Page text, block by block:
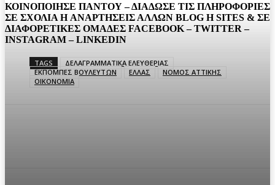
ΚΟΙΝΟΠΟΙΗΣΕ ΠΑΝΤΟΥ – ΔΙΑΔΩΣΕ ΤΙΣ ΠΛΗΡΟΦΟΡΙΕΣ
ΣΕ ΣΧΟΛΙΑ H ΑΝAΡΤΗΣΕΙΣ ΑΛΛΩΝ BLOG H SITES & ΣΕ
ΔΙΑΦΟΡΕTIKEΣ ΟΜΑΔΕΣ FACEBOOK – TWITTER –
INSTAGRAM – LINKEDIN
TAGS
ΔΕΛΑΓΡΑΜΜΑΤΙΚΑ ΕΛΕΥΘΕΡΙΑΣ
ΕΚΠΟΜΠΕΣ ΒΟΥΛΕΥΤΩΝ
ΕΛΛΑΣ
ΝΟΜΟΣ ΑΤΤΙΚΗΣ
ΟΙΚΟΝΟΜΙΑ